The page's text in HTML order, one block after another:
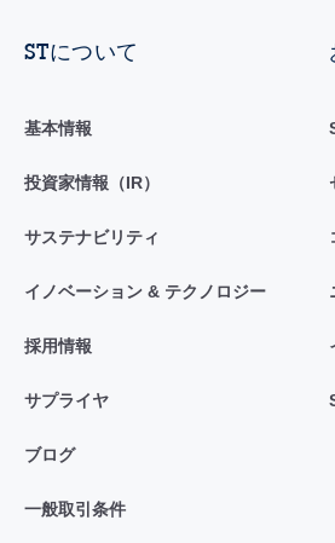
STについて
基本情報
投資家情報（IR）
サステナビリティ
イノベーション & テクノロジー
採用情報
サプライヤ
ブログ
一般取引条件